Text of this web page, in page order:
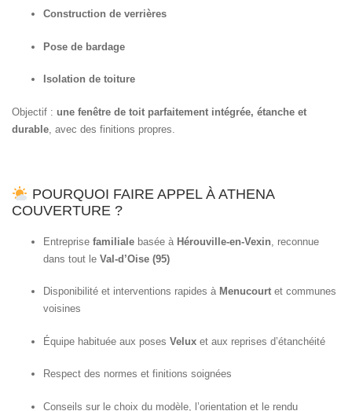
Construction de verrières
Pose de bardage
Isolation de toiture
Objectif : une fenêtre de toit parfaitement intégrée, étanche et
durable , avec des finitions propres.
POURQUOI FAIRE APPEL À ATHENA
COUVERTURE ?
Entreprise familiale basée à Hérouville-en-Vexin , reconnue
dans tout le Val-d’Oise (95)
Disponibilité et interventions rapides à Menucourt et communes
voisines
Équipe habituée aux poses Velux et aux reprises d’étanchéité
Respect des normes et finitions soignées
Conseils sur le choix du modèle, l’orientation et le rendu